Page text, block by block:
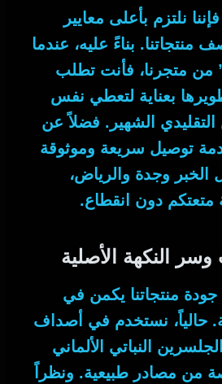
نلتزم بأعلى معايير
منتجاتنا. بناءً عليه، عندما
من متجرنا، فأنت تطلب
بعناية لتعطي نفس
الشهير. فضلاً عن
توصيل سريعة وموثوقة
الخبر وجدة والرياض،
متعتكم دون انقطاع.
النكهة الأصلية
منتجاتنا يكمن في
حالياً، نستخدم في أصداف
النباتي الألماني
من مصادر طبيعية. ونظراً